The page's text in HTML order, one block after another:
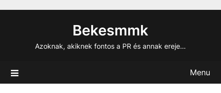
Bekesmmk
Azoknak, akiknek fontos a PR és annak ereje…
Menu